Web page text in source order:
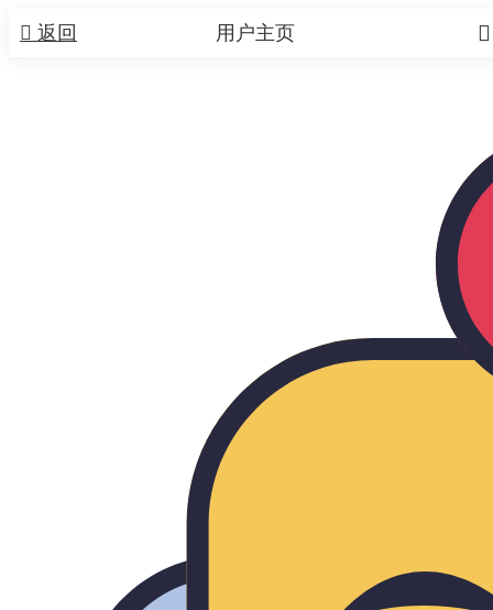
 返回 
用户主页